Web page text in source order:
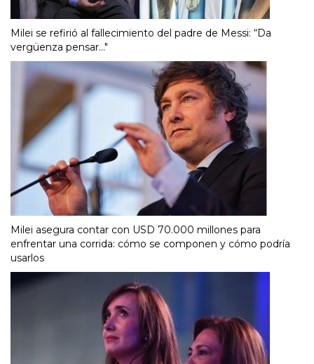
Milei se refirió al fallecimiento del padre de Messi: “Da
vergüenza pensar..."
Milei asegura contar con USD 70.000 millones para
enfrentar una corrida: cómo se componen y cómo podría
usarlos